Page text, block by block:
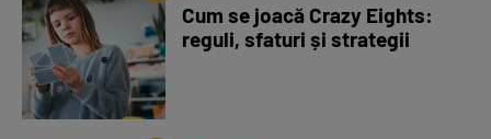
Cum se joacă Crazy Eights:
reguli, sfaturi și strategii